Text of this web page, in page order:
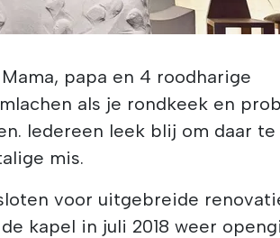
papa en 4 roodharige
als je rondkeek en
Iedereen leek blij om daar te
mis.
voor uitgebreide
kapel in juli 2018 weer